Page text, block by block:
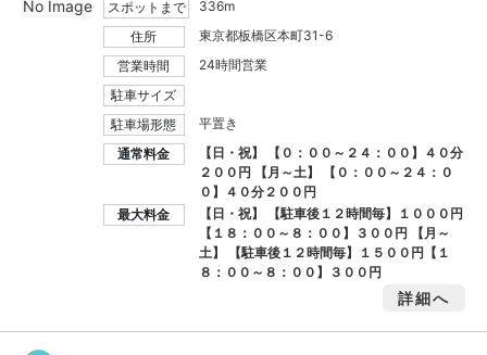
スポットまで
336m
住所
東京都板橋区本町31-6
営業時間
24時間営業
駐車サイズ
駐車場形態
平置き
通常料金
【日・祝】 【０：００～２４：００】４０分
２００円 【月～土】 【０：００～２４：０
０】４０分２００円
最大料金
【日・祝】 【駐車後１２時間毎】１０００円
【１８：００～８：００】３００円 【月～
土】 【駐車後１２時間毎】１５００円【１
８：００～８：００】３００円
詳細へ
No Image